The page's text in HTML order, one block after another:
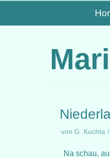
von G. Kuchta
Na schau,